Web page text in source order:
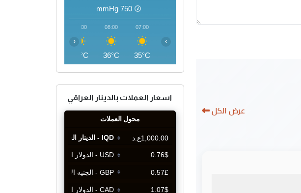
عرض الكل
750
mmHg
07:00
35°C
08:00
36°C
09:00
39°C
‹ ›
اسعار العملات بالدينار العراقي